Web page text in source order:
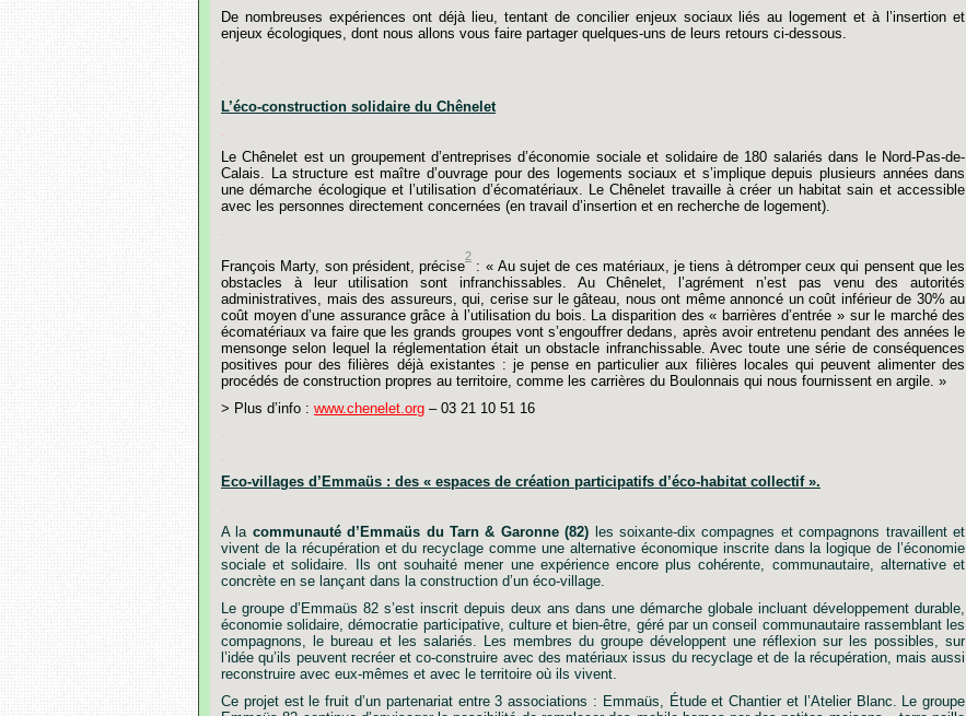
De nombreuses expériences ont déjà lieu, tentant de concilier enjeux sociaux liés au logement et à l’insertion et
enjeux écologiques, dont nous allons vous faire partager quelques-uns de leurs retours ci-dessous.
.
.
L’éco-construction solidaire du Chênelet
.
Le Chênelet est un groupement d’entreprises d’économie sociale et solidaire de 180 salariés dans le Nord-Pas-de-
Calais. La structure est maître d’ouvrage pour des logements sociaux et s’implique depuis plusieurs années dans
une démarche écologique et l’utilisation d’écomatériaux. Le Chênelet travaille à créer un habitat sain et accessible
avec les personnes directement concernées (en travail d’insertion et en recherche de logement).
.
François Marty, son président, précise
2
: « Au sujet de ces matériaux, je tiens à détromper ceux qui pensent que les
obstacles
à leur utilisation sont infranchissables. Au Chênelet, l’agrément n’est pas venu des
autorités
administratives,
mais des assureurs, qui, cerise sur le gâteau, nous ont même annoncé un coût inférieur de 30% au
coût moyen d’une assurance grâce à l’utilisation du bois. La disparition des « barrières d’entrée » sur le marché des
écomatériaux va faire que les grands groupes vont s’engouffrer dedans, après avoir entretenu pendant des années le
mensonge selon lequel la réglementation était un obstacle infranchissable. Avec toute une série de conséquences
positives pour des filières déjà existantes : je pense en particulier aux filières locales qui peuvent alimenter des
procédés de construction propres au territoire, comme les carrières du Boulonnais qui nous fournissent en argile. »
> Plus d’info : www.chenelet.org – 03 21 10 51 16
Eco-villages d’Emmaüs : des « espaces de création participatifs d ’éco-habitat collectif ».
A la communauté d’Emmaüs du Tarn & Garonne (82) les soixante-dix compagnes et compagnons travaillent et
vivent de la récupération et du recyclage comme une alternative économique inscrite dans la logique de ’économie
sociale et solidaire. Ils ont souhaité mener une expérience encore plus cohérente, communautaire, alternative et
concrète en se lançant dans la construction d’un éco-village.
Le groupe d’Emmaüs 82 s’est inscrit depuis deux ans dans une démarche globale incluant développement durable,
économie solidaire, démocratie participative, culture et bien-être, géré par un conseil communautaire rassemblant les
compagnons,
le bureau et les salariés. Les membres du groupe développent une réflexion sur les possibles,
sur
l’idée qu’ils peuvent recréer et co-construire avec des matériaux issus du recyclage et de la récupération, mais aussi
reconstruire avec eux-mêmes et avec le territoire où ils vivent.
Ce projet est le fruit d’un partenariat entre 3 associations : Emmaüs, Étude et Chantier et ’Atelier Blanc. Le groupe